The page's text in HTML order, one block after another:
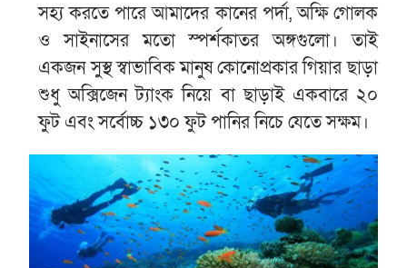
সহ্য করতে পারে আমাদের কানের পর্দা, অক্ষি গোলক
ও সাইনাসের মতো স্পর্শকাতর অঙ্গগুলো। তাই
একজন সুস্থ স্বাভাবিক মানুষ কোনোপ্রকার গিয়ার ছাড়া
শুধু অক্সিজেন ট্যাংক নিয়ে বা ছাড়াই একবারে ২০
ফুট এবং সর্বোচ্চ ১৩০ ফুট পানির নিচে যেতে সক্ষম।